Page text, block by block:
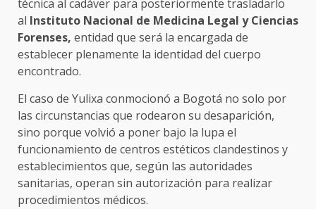
técnica al cadáver para posteriormente trasladarlo
al Instituto Nacional de Medicina Legal y Ciencias
Forenses, entidad que será la encargada de
establecer plenamente la identidad del cuerpo
encontrado.
El caso de Yulixa conmocionó a Bogotá no solo por
las circunstancias que rodearon su desaparición,
sino porque volvió a poner bajo la lupa el
funcionamiento de centros estéticos clandestinos y
establecimientos que, según las autoridades
sanitarias, operan sin autorización para realizar
procedimientos médicos.